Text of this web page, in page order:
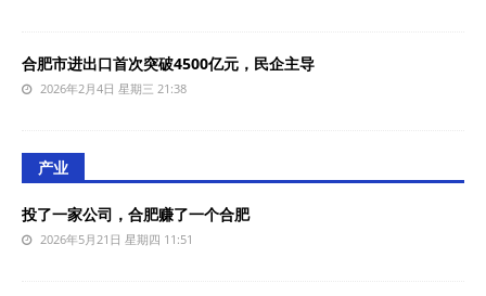
合肥市进出口首次突破4500亿元，民企主导‌
2026年2月4日 星期三 21:38
产业
投了一家公司，合肥赚了一个合肥
2026年5月21日 星期四 11:51